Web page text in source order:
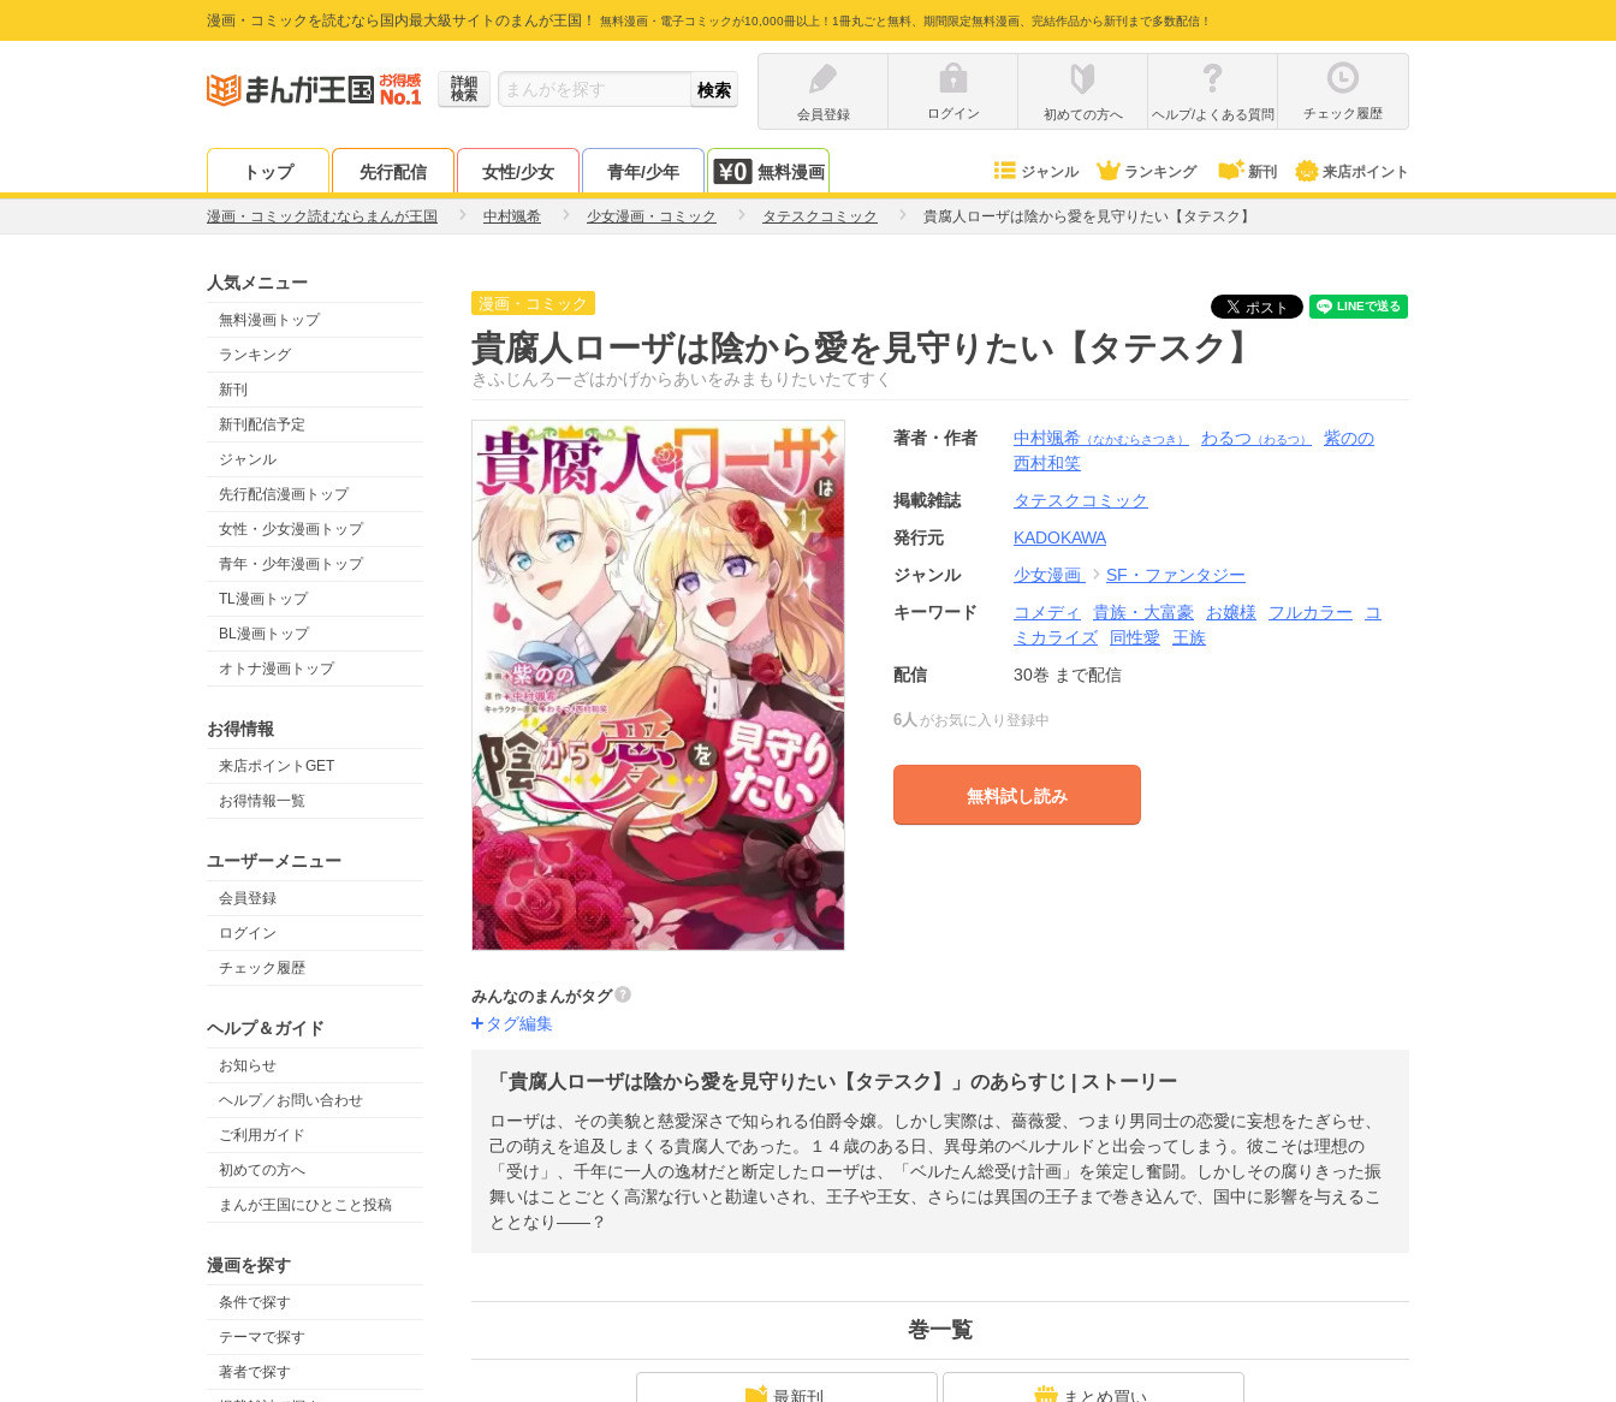
漫画・コミックを読むなら国内最大級サイトのまんが王国！ 無料漫画・電子コミックが10,000冊以上！1冊丸ごと無料、期間限定無料漫画、完結作品から新刊まで多数配信！
詳細
検索
会員登録
ログイン 初めての方へ ヘルプ/よくある質問 チェック履歴
トップ 先行配信 女性/少女 青年/少年 無料漫画 ジャンル ランキング 新刊 来店ポイント
漫画・コミック読むならまんが王国 中村颯希 少女漫画・コミック タテスクコミック 貴腐人ローザは陰から愛を見守りたい【タテスク】
人気メニュー
無料漫画トップ
ランキング
新刊
新刊配信予定
ジャンル
先行配信漫画トップ
女性・少女漫画トップ
青年・少年漫画トップ
TL漫画トップ
BL漫画トップ
オトナ漫画トップ
お得情報
来店ポイントGET
お得情報一覧
ユーザーメニュー
会員登録
ログイン
チェック履歴
ヘルプ＆ガイド
お知らせ
ヘルプ／お問い合わせ
ご利用ガイド
初めての方へ
まんが王国にひとこと投稿
漫画を探す
条件で探す
テーマで探す
著者で探す
漫画・コミック
貴腐人ローザは陰から愛を見守りたい【タテスク】
きふじんろーざはかげからあいをみまもりたいたてすく
著者・作者 中村颯希 （なかむらさつき） わるつ （わるつ）
紫のの
西村和笑
掲載雑誌
タテスクコミック
発行元
KADOKAWA
ジャンル
少女漫画
SF・ファンタジー
キーワード
コメディ 貴族・大富豪 お嬢様 フルカラー
コ
ミカライズ
同性愛
王族
配信
30巻 まで配信
6人 がお気に入り登録中
無料試し読み
みんなのまんがタグ
タグ編集
「貴腐人ローザは陰から愛を見守りたい【タテスク】」のあらすじ | ストーリー
ローザは、その美貌と慈愛深さで知られる伯爵令嬢。しかし実際は、薔薇愛、つまり男同士の恋愛に妄想をたぎらせ、
己の萌えを追及しまくる貴腐人であった。１４歳のある日、異母弟のベルナルドと出会ってしまう。彼こそは理想の
「受け」、千年に一人の逸材だと断定したローザは、「ベルたん総受け計画」を策定し奮闘。しかしその腐りきった振
舞いはことごとく高潔な行いと勘違いされ、王子や王女、さらには異国の王子まで巻き込んで、国中に影響を与えるこ
ととなり――？
巻一覧
最新刊 まとめ買い